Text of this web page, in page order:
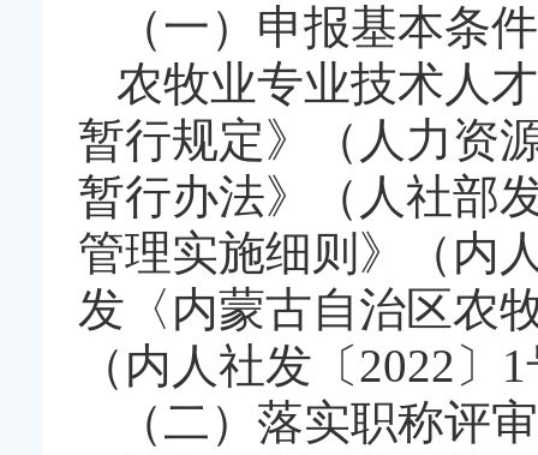
（一）申报基本条件
农牧业专业技术人
暂行规定》（人力资
暂行办法》（人社部
管理实施细则》（内
发〈内蒙古自治区农
（内人社发〔2022
（二）落实职称评